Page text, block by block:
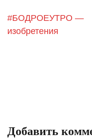
#БОДРОЕУТРО —
изобретения
Добавить